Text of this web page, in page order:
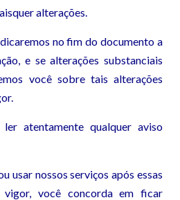
alterações.
no fim do documento a
e se alterações substanciais
você sobre tais alterações
atentamente qualquer aviso
usar nossos serviços após essas
vigor, você concorda em ficar